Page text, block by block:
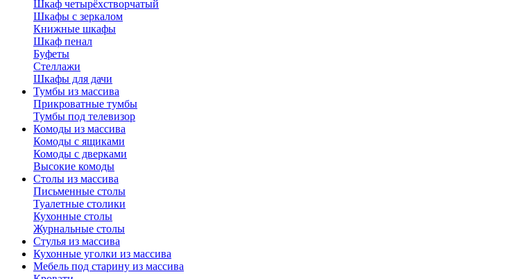
Шкаф четырёхстворчатый
Шкафы с зеркалом
Книжные шкафы
Шкаф пенал
Буфеты
Стеллажи
Шкафы для дачи
Тумбы из массива
Прикроватные тумбы
Тумбы под телевизор
Комоды из массива
Комоды с ящиками
Комоды с дверками
Высокие комоды
Столы из массива
Письменные столы
Туалетные столики
Кухонные столы
Журнальные столы
Стулья из массива
Кухонные уголки из массива
Мебель под старину из массива